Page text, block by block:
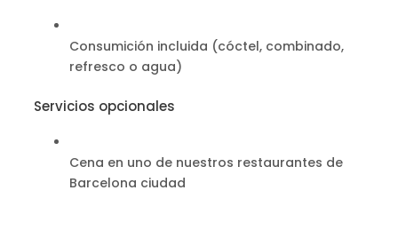
Consumición incluida (cóctel, combinado,
refresco o agua)
Servicios opcionales
Cena en uno de nuestros restaurantes de
Barcelona ciudad